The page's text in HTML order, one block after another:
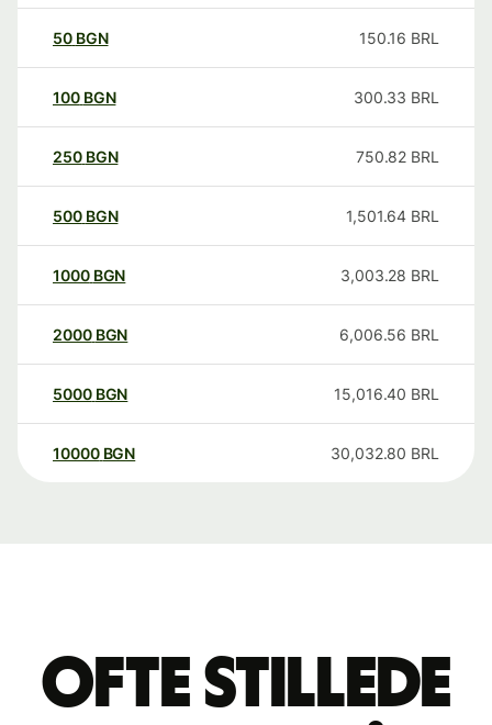
50 BGN 150.16 BRL
100 BGN 300.33 BRL
250 BGN 750.82 BRL
500 BGN 1,501.64 BRL
1000 BGN 3,003.28 BRL
2000 BGN 6,006.56 BRL
5000 BGN 15,016.40 BRL
10000 BGN 30,032.80 BRL
Ofte stillede